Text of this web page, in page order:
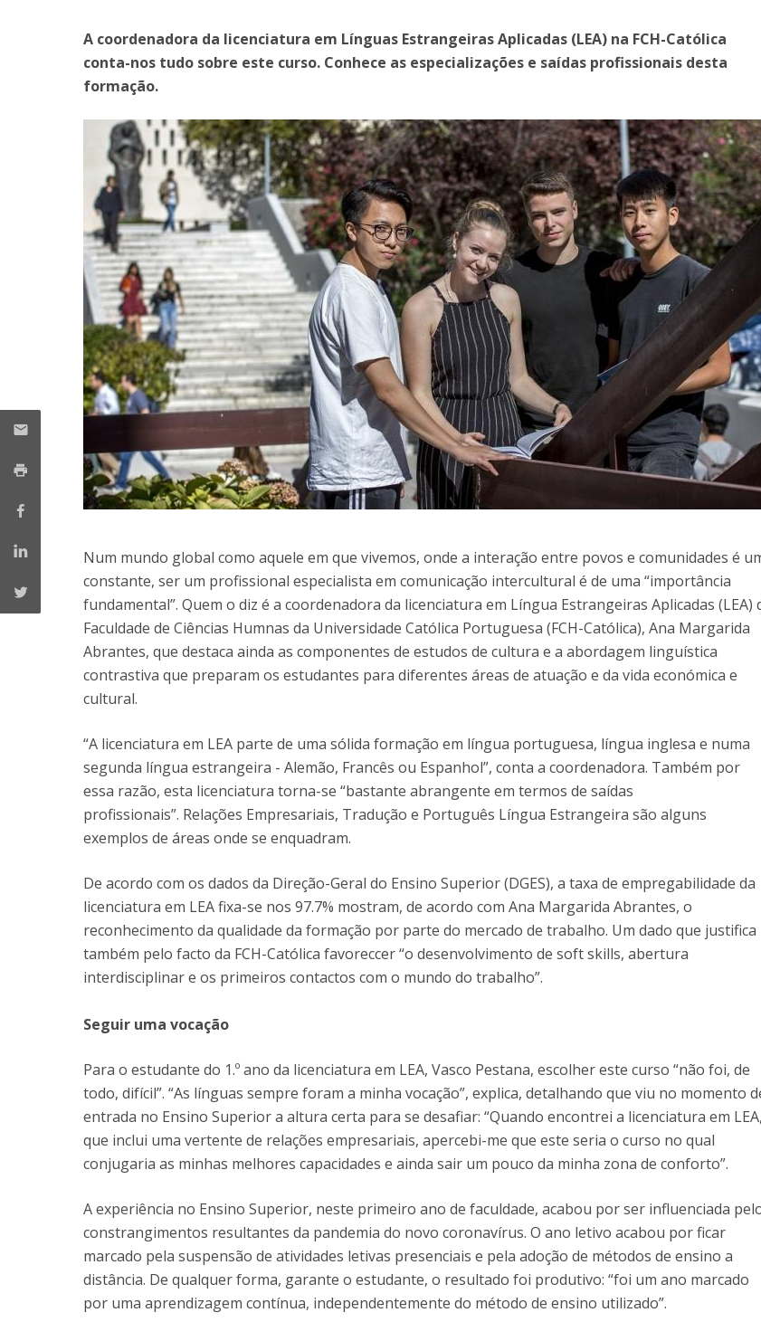
Católica Research Centre for Psychological, Family and
Social Wellbeing
A coordenadora da licenciatura em Línguas Estrangeiras Aplicadas (LEA) na FCH-Católica
conta-nos tudo sobre este curso. Conhece as especializações e saídas profissionais desta
formação.
Num mundo global como aquele em que vivemos, onde a interação entre povos e comunidades é
constante, ser um profissional especialista em comunicação intercultural é de uma “importância
fundamental”. Quem o diz é a coordenadora da licenciatura em Língua Estrangeiras Aplicadas (LEA)
Faculdade de Ciências Humnas da Universidade Católica Portuguesa (FCH-Católica), Ana Margarida
Abrantes, que destaca ainda as componentes de estudos de cultura e a abordagem linguística
contrastiva que preparam os estudantes para diferentes áreas de atuação e da vida económica e
cultural.
“A licenciatura em LEA parte de uma sólida formação em língua portuguesa, língua inglesa e numa
segunda língua estrangeira - Alemão, Francês ou Espanhol”, conta a coordenadora. Também por
essa razão, esta licenciatura torna-se “bastante abrangente em termos de saídas
profissionais”. Relações Empresariais, Tradução e Português Língua Estrangeira são alguns
exemplos de áreas onde se enquadram.
De acordo com os dados da Direção-Geral do Ensino Superior (DGES), a taxa de empregabilidade da
licenciatura em LEA fixa-se nos 97.7% mostram, de acordo com Ana Margarida Abrantes, o
reconhecimento da qualidade da formação por parte do mercado de trabalho. Um dado que justifica
também pelo facto da FCH-Católica favoreccer “o desenvolvimento de soft skills, abertura
interdisciplinar e os primeiros contactos com o mundo do trabalho”.
Seguir uma vocação
Para o estudante do 1.º ano da licenciatura em LEA, Vasco Pestana, escolher este curso “não foi, de
todo, difícil”. “As línguas sempre foram a minha vocação”, explica, detalhando que viu no momento
entrada no Ensino Superior a altura certa para se desafiar: “Quando encontrei a licenciatura em LEA,
que inclui uma vertente de relações empresariais, apercebi-me que este seria o curso no qual
conjugaria as minhas melhores capacidades e ainda sair um pouco da minha zona de conforto”.
A experiência no Ensino Superior, neste primeiro ano de faculdade, acabou por ser influenciada
constrangimentos resultantes da pandemia do novo coronavírus. O ano letivo acabou por ficar
marcado pela suspensão de atividades letivas presenciais e pela adoção de métodos de ensino a
distância. De qualquer forma, garante o estudante, o resultado foi produtivo: “foi um ano marcado
por uma aprendizagem contínua, independentemente do método de ensino utilizado”.